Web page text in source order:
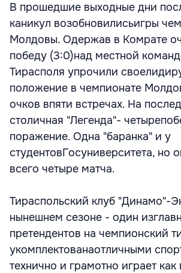
В прошедшие выходные дни
каникул возобновилисьигры
Молдовы. Одержав в Комрате
победу (3:0)над местной
Тирасполя упрочили
положение в чемпионате
очков впяти встречах. На
столичная "Легенда"-
поражение. Одна "баранка" и у
студентовГосуниверситета, но
всего четыре матча.
Тираспольский клуб "Динамо"-
нынешнем сезоне - один
претендентов на чемпионский
укомплектованаотличными
технично и грамотно играет